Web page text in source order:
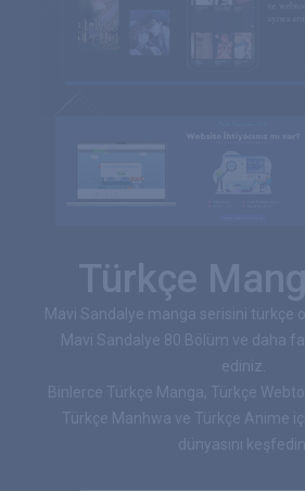
Türkçe
Mavi Sandalye manga serisini türkçe
Mavi Sandalye 80.Bölüm ve daha
ediniz.
Binlerce Türkçe Manga, Türkçe
Türkçe Manhwa ve Türkçe Anime
dünyasını